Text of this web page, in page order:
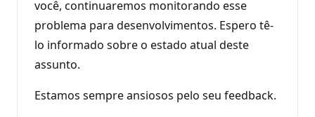
você, continuaremos monitorando esse
problema para desenvolvimentos. Espero tê-
lo informado sobre o estado atual deste
assunto.
Estamos sempre ansiosos pelo seu feedback.